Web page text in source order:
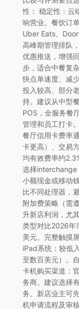
性： 稳定性：云
响营业。餐饮订
Uber Eats、
高峰期管理排队
优惠推送，增强
步，适合中餐复
快点单速度、减
投入较高、部分
持。建议从中型
POS，全服务餐
管理和员工打卡
餐厅信用卡费率
卡更高）、交易
均有效费率约
选择interchange
小额现金或移动
比不同处理器，
附加费策略（需
升新店利润，尤
类型对比2026年
美元。完整触摸
iPad系统：较低
至数百美元）。
卡机购买渠道：
务商。建议选择
务。新店业主可
机申请流程及审